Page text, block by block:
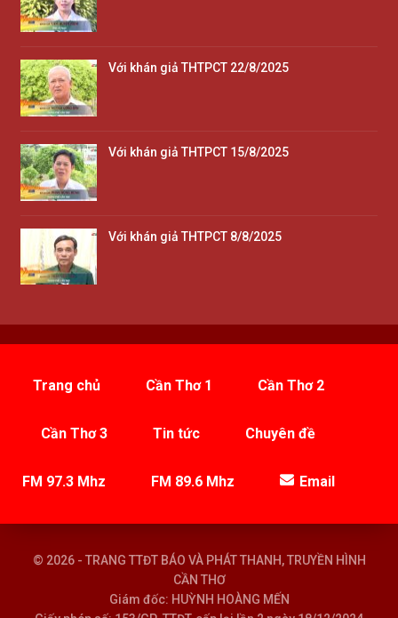
Với khán giả THTPCT 22/8/2025
Với khán giả THTPCT 15/8/2025
Với khán giả THTPCT 8/8/2025
Trang chủ Cần Thơ 1 Cần Thơ 2
Cần Thơ 3 Tin tức Chuyên đề
FM 97.3 Mhz FM 89.6 Mhz Email
© 2026 - TRANG TTĐT BÁO VÀ PHÁT THANH, TRUYỀN HÌNH
CẦN THƠ
Giám đốc: HUỲNH HOÀNG MẾN